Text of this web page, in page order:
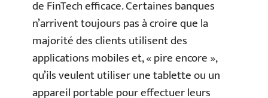
de FinTech efficace. Certaines banques
n’arrivent toujours pas à croire que la
majorité des clients utilisent des
applications mobiles et, « pire encore »,
qu’ils veulent utiliser une tablette ou un
appareil portable pour effectuer leurs